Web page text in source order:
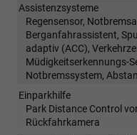
Assistenzsysteme
Regensensor,
Berganfahrassistent,
adaptiv (ACC),
Müdigkeitserkennungs-
Notbremssystem,
Einparkhilfe
Park Distance Control
Rückfahrkamera